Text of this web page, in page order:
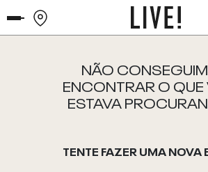
NÃO
ENCONTRAR O
ESTAVA
TENTE FAZER UMA NOVA